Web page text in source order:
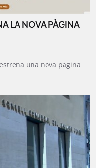
LA NOVA PÀGINA
una nova pàgina